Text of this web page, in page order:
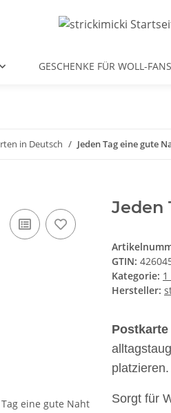
GESCHENKE FÜR WOLL-FANS
in Deutsch Jeden Tag eine gute
Jeden
GTIN:
Kategorie:
Hersteller:
Postkarte
platzieren.
Sorgt für